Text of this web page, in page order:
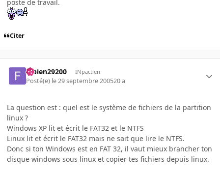
poste de travail.
Citer
fabien29200 INpactien
Posté(e) le 29 septembre 200520 a
La question est : quel est le système de fichiers de la partition
linux ?
Windows XP lit et écrit le FAT32 et le NTFS
Linux lit et écrit le FAT32 mais ne sait que lire le NTFS.
Donc si ton Windows est en FAT 32, il vaut mieux brancher ton
disque windows sous linux et copier tes fichiers depuis linux.